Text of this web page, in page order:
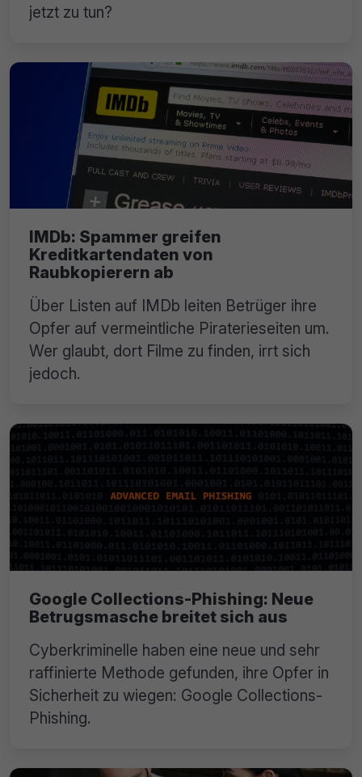
jetzt zu tun?
IMDb: Spammer greifen
Kreditkartendaten von
Raubkopierern ab
Über Listen auf IMDb leiten Betrüger ihre
Opfer auf vermeintliche Piraterieseiten um.
Wer glaubt, dort Filme zu finden, irrt sich
jedoch.
Google Collections-Phishing: Neue
Betrugsmasche breitet sich aus
Cyberkriminelle haben eine neue und sehr
raffinierte Methode gefunden, ihre Opfer in
Sicherheit zu wiegen: Google Collections-
Phishing.